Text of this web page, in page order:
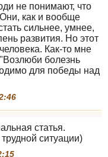
не понимают, что
как и вообще
сильнее, умнее,
развития. Но этот
Как-то мне
болезнь
для победы над
статья.
ситуации)